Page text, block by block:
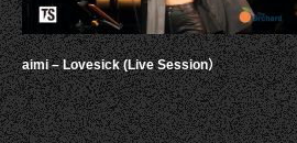
aimi – Lovesick (Live Session）